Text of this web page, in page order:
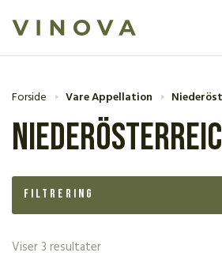
Forside Vare Appellation
Filtrering
Viser 3 resultater